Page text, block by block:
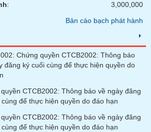
:
3,000,000
Bản cáo bạch phát hành
Chứng quyền CTCB2002: Thông báo
đăng ký cuối cùng để thực hiện quyền do
CTCB2002: Thông báo về ngày đăng
cùng để thực hiện quyền do đáo hạn
CTCB2002: Thông báo về ngày đăng
cùng để thực hiện quyền do đáo hạn